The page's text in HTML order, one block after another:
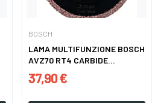
BOSCH
LAMA MULTIFUNZIONE BOSCH
AVZ70 RT4 CARBIDE...
37,90 €